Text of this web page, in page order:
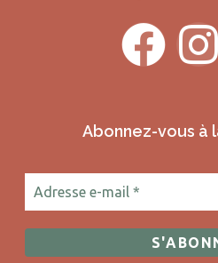
Abonnez-vous à